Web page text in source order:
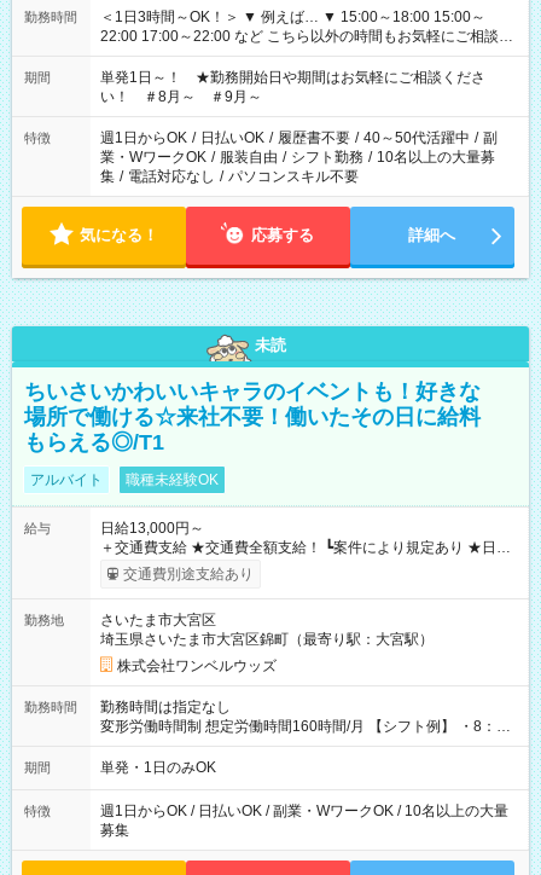
勤務時間
＜1日3時間～OK！＞ ▼ 例えば… ▼ 15:00～18:00 15:00～
22:00 17:00～22:00 など こちら以外の時間もお気軽にご相談く
ださい！
期間
単発1日～！ ★勤務開始日や期間はお気軽にご相談くださ
い！ ＃8月～ ＃9月～
特徴 週1日からOK / 日払いOK / 履歴書不要 / 40～50代活躍中 / 副
業・WワークOK / 服装自由 / シフト勤務 / 10名以上の大量募
集 / 電話対応なし / パソコンスキル不要
気になる！ 応募する 詳細へ
未読
ちいさいかわいいキャラのイベントも！好きな
場所で働ける☆来社不要！働いたその日に給料
もらえる◎/T1
アルバイト 職種未経験OK
給与
日給13,000円～
＋交通費支給 ★交通費全額支給！ ┗案件により規定あり ★日払
いOK！（規定あり） ┗働いたその日に現金GET♪ お仕事後はコ
ンビニATMから 日払い分を引き落とせます！ 【試用期間】試
交通費別途支給あり
勤務地
さいたま市大宮区
埼玉県さいたま市大宮区錦町（最寄り駅：大宮駅）
株式会社ワンベルウッズ
勤務時間
勤務時間は指定なし
変形労働時間制 想定労働時間160時間/月 【シフト例】 ・8：00
～21：00
期間 単発・1日のみOK
特徴
週1日からOK / 日払いOK / 副業・WワークOK / 10名以上の大量
募集